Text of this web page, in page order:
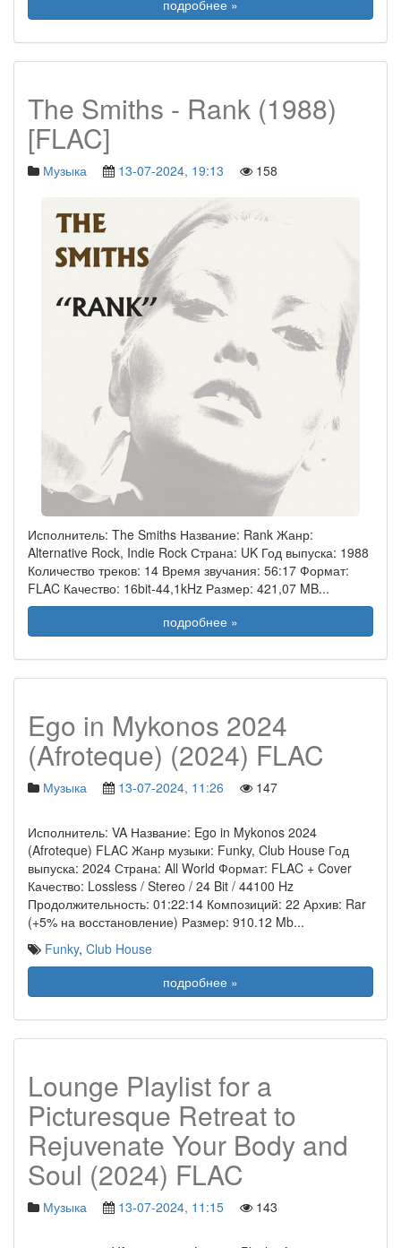
подробнее »
The Smiths - Rank (1988)
[FLAC]
Музыка 13-07-2024, 19:13 158
Исполнитель: The Smiths Название: Rank Жанр:
Alternative Rock, Indie Rock Страна: UK Год выпуска: 1988
Количество треков: 14 Время звучания: 56:17 Формат:
FLAC Качество: 16bit-44,1kHz Размер: 421,07 MB...
подробнее »
Ego in Mykonos 2024
(Afroteque) (2024) FLAC
Музыка 13-07-2024, 11:26 147
Исполнитель: VA Название: Ego in Mykonos 2024
(Afroteque) FLAC Жанр музыки: Funky, Club House Год
выпуска: 2024 Страна: All World Формат: FLAC + Cover
Качество: Lossless / Stereo / 24 Bit / 44100 Hz
Продолжительность: 01:22:14 Композиций: 22 Архив: Rar
(+5% на восстановление) Размер: 910.12 Mb...
Funky, Club House
подробнее »
Lounge Playlist for a
Picturesque Retreat to
Rejuvenate Your Body and
Soul (2024) FLAC
Музыка 13-07-2024, 11:15 143